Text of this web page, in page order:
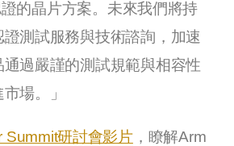
的晶片方案。未來我們將持
測試服務與技術諮詢，加速
過嚴謹的測試規範與相容性
場。」
Summit研討會影片，瞭解Arm